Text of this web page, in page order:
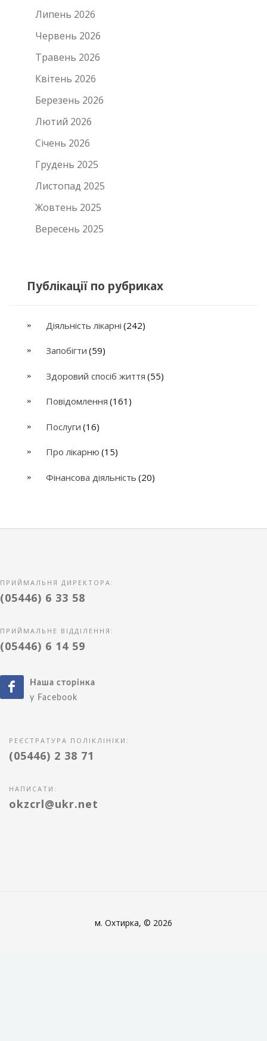
Липень 2026
Червень 2026
Травень 2026
Квітень 2026
Березень 2026
Лютий 2026
Січень 2026
Грудень 2025
Листопад 2025
Жовтень 2025
Вересень 2025
Публікації по рубриках
Діяльність лікарні (242)
Запобігти (59)
Здоровий спосіб життя (55)
Повідомлення (161)
Послуги (16)
Про лікарню (15)
Фінансова діяльність (20)
ПРИЙМАЛЬНЯ ДИРЕКТОРА:
(05446) 6 33 58
ПРИЙМАЛЬНЕ ВІДДІЛЕННЯ:
(05446) 6 14 59
Наша сторінка
у Facebook
РЕЄСТРАТУРА ПОЛІКЛІНІКИ:
(05446) 2 38 71
НАПИСАТИ:
okzcrl@ukr.net
м. Охтирка, © 2026